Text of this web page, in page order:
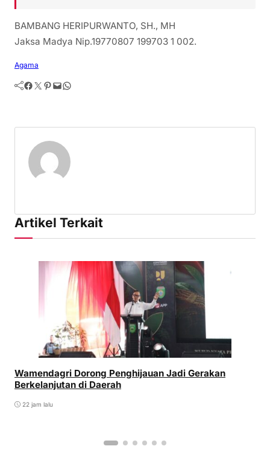
BAMBANG HERIPURWANTO, SH., MH
Jaksa Madya Nip.19770807 199703 1 002.
Agama
Facebook Twitter Pinterest Mail WhatsApp
Artikel Terkait
Wamendagri Dorong Penghijauan Jadi Gerakan
Berkelanjutan di Daerah
22 jam lalu